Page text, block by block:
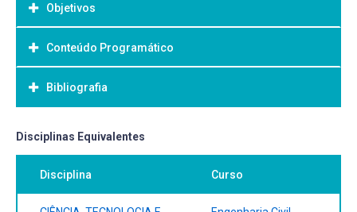
Objetivos
Objetivo Geral:
Compreender os conceitos de Ciência e Tecnologia, bem
como a sua relação com as transformações sociais.
Conteúdo Programático
Conceito de Tecnologia.
Relação Desenvolvimento Tecnológico e
Sociedade em Rede.
Tecnologia da Informação e da Comunicação.
Bibliografia
Bibliografia Básica:
CASTELLS, Manuel. A sociedade em rede. 11. ed. São
Paulo: Paz e Terra, 2008.
FONSECA, Antonio Angelo Martins da; O`NEILL, Maria
Mônica. A Revolução Tecnológica e Informacional e o
Disciplinas Equivalentes
Disciplina Curso